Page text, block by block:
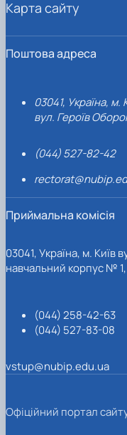
Поштова адреса
03041, Україна, м.
вул. Героїв
(044) 527-82-42
Приймальна комісія
03041, Україна, м. Київ
навчальний корпус №
(044) 258-42-63
(044) 527-83-08
vstup@nubip.edu.ua
Карта сайту
Офіційний портал